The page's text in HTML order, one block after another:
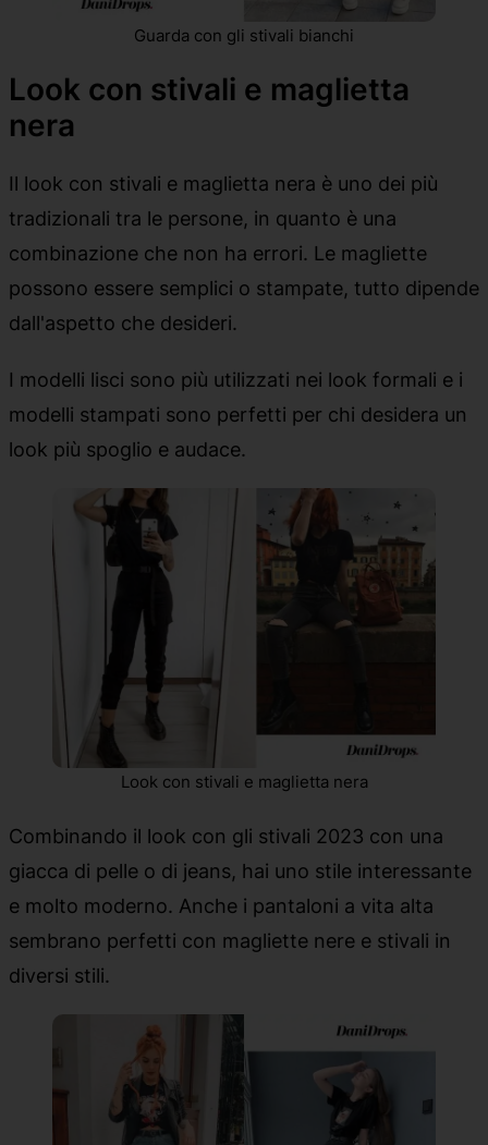
Guarda con gli stivali bianchi
Look con stivali e maglietta
nera
Il look con stivali e maglietta nera è uno dei più
tradizionali tra le persone, in quanto è una
combinazione che non ha errori. Le magliette
possono essere semplici o stampate, tutto dipende
dall'aspetto che desideri.
I modelli lisci sono più utilizzati nei look formali e i
modelli stampati sono perfetti per chi desidera un
look più spoglio e audace.
Look con stivali e maglietta nera
Combinando il look con gli stivali 2023 con una
giacca di pelle o di jeans, hai uno stile interessante
e molto moderno. Anche i pantaloni a vita alta
sembrano perfetti con magliette nere e stivali in
diversi stili.